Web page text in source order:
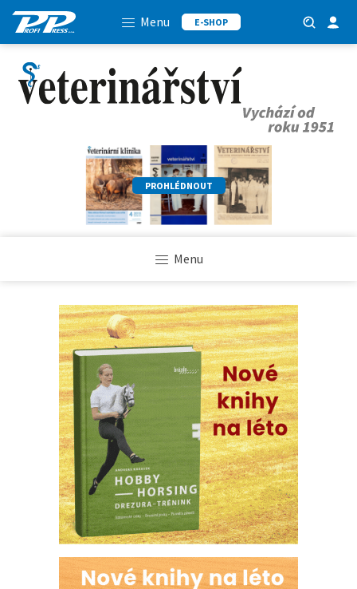
Menu E-SHOP
PROHLÉDNOUT
Menu